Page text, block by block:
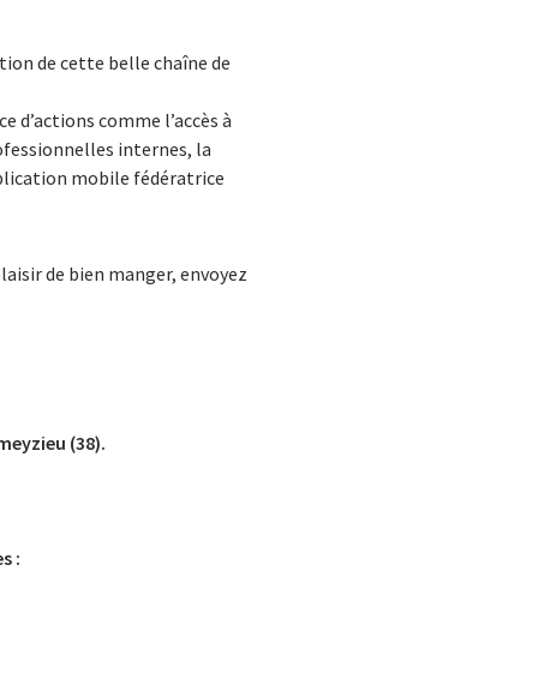
de cette belle chaîne de
d’actions comme l’accès à
internes, la
mobile fédératrice
de bien manger, envoyez
(38).
: